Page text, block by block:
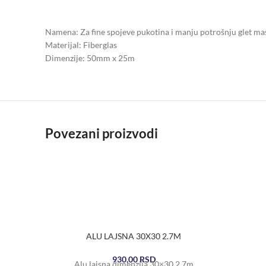
Namena: Za fine spojeve pukotina i manju potrošnju glet
Materijal: Fiberglas
Dimenzije: 50mm x 25m
Povezani proizvodi
ALU LAJSNA 30X30 2.7M
930,00RSD
Alu lajsna dimenzija 30×30 2.7m